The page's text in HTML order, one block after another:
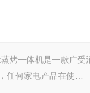
烤一体机是一款广
任何家电产品在使…